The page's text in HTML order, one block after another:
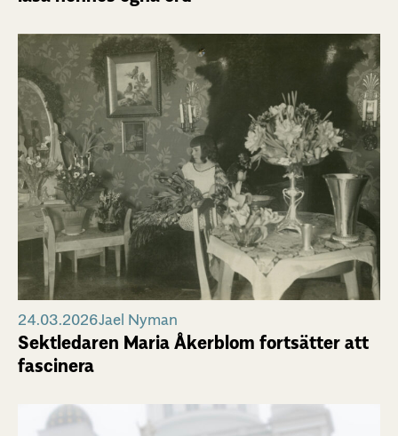
24.03.2026Jael Nyman
Sektledaren Maria Åkerblom fortsätter att
fascinera